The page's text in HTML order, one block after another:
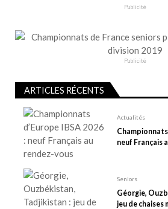
d
’
a
Publicité
Publicité
ARTICLES RÉCENTS
Actualités
Championnats
neuf Français
Seniors
Géorgie,
jeu de chaises